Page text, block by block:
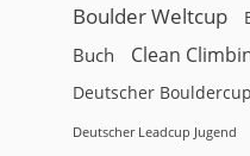
Boulder Weltcup
Buch Clean
Deutscher Bouldercup
Deutscher Leadcup Jugend